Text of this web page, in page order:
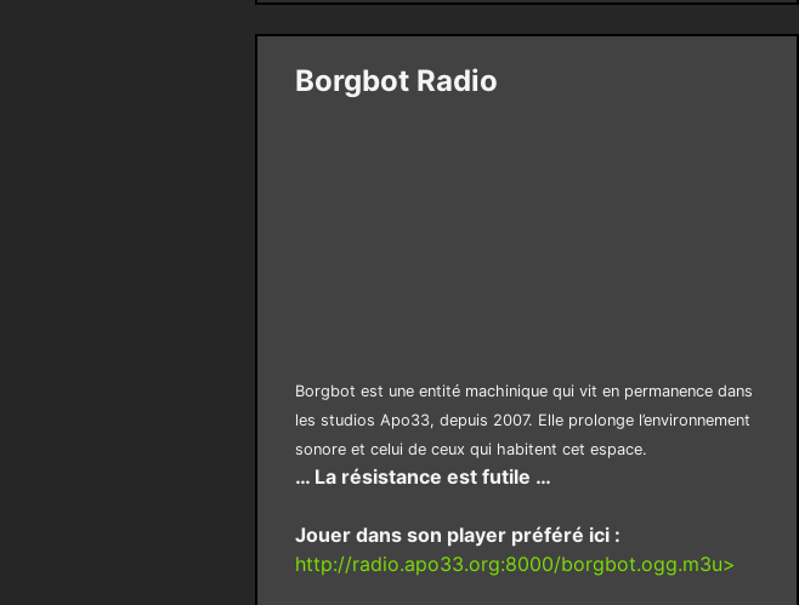
Borgbot Radio
Borgbot est une entité machinique qui vit en permanence dans
les studios Apo33, depuis 2007. Elle prolonge l’environnement
sonore et celui de ceux qui habitent cet espace.
… La résistance est futile …
Jouer dans son player préféré ici :
http://radio.apo33.org:8000/borgbot.ogg.m3u>